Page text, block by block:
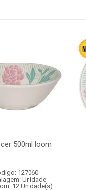
500ml loom
127060
Unidade
12 Unidade(s)